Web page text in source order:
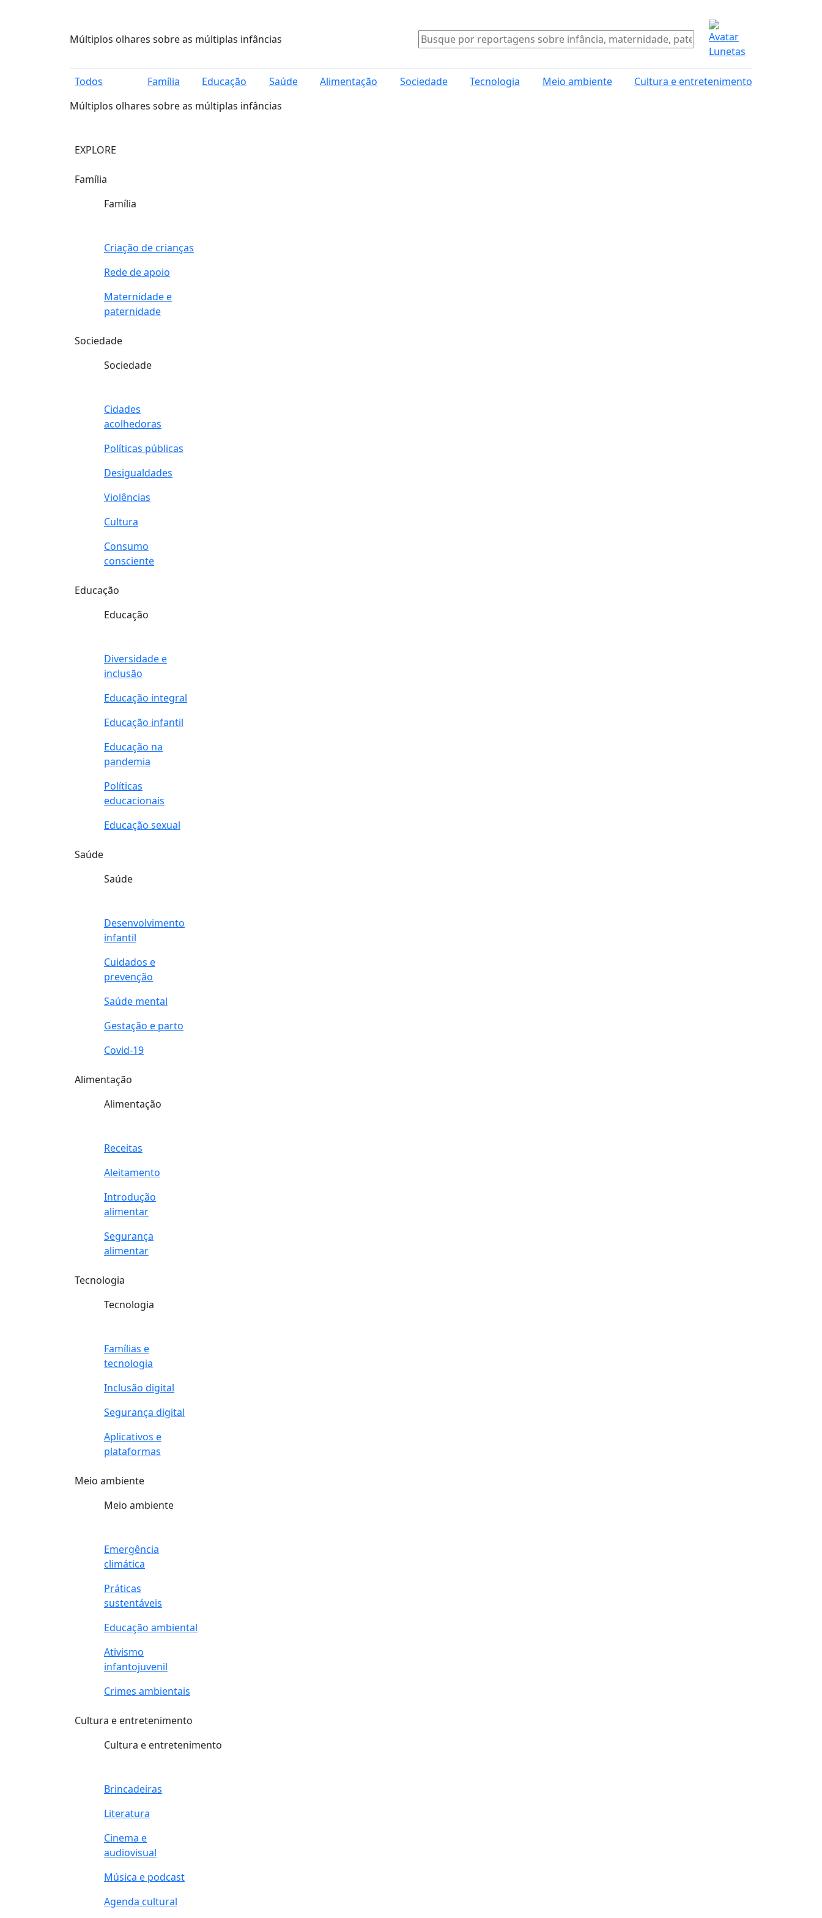
Múltiplos olhares sobre as múltiplas infâncias
Todos Família Educação Saúde Alimentação Sociedade Tecnologia Meio ambiente
Cultura e entretenimento
Múltiplos olhares sobre as múltiplas infâncias
EXPLORE
Família
Família
Criação de crianças
Rede de apoio
Maternidade e
paternidade
Sociedade
Sociedade
Cidades
acolhedoras
Políticas públicas
Desigualdades
Violências
Cultura
Consumo
consciente
Educação
Educação
Diversidade e
inclusão
Educação integral
Educação infantil
Educação na
pandemia
Políticas
educacionais
Educação sexual
Saúde
Saúde
Desenvolvimento
infantil
Cuidados e
prevenção
Saúde mental
Gestação e parto
Covid-19
Alimentação
Alimentação
Receitas
Aleitamento
Introdução
alimentar
Segurança
alimentar
Tecnologia
Tecnologia
Famílias e
tecnologia
Inclusão digital
Segurança digital
Aplicativos e
plataformas
Meio ambiente
Meio ambiente
Emergência
climática
Práticas
sustentáveis
Educação ambiental
Ativismo
infantojuvenil
Crimes ambientais
Cultura e entretenimento
Cultura e entretenimento
Brincadeiras
Literatura
Cinema e
audiovisual
Música e podcast
Agenda cultural